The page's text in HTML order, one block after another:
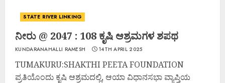
STATE RIVER LINKING
ನೀರು @ 2047 : 108 ಕೃಷಿ ಆಶ್ರಮಗಳ ಶಪಥ
KUNDARANAHALLI RAMESH 14TH APRIL 2025
TUMAKURU:SHAKTHI PEETA FOUNDATION
ಪ್ರತಿಯೊಂದು ಕೃಷಿ ಆಶ್ರಮದಲ್ಲಿ, ಆಯಾ ವಿಧಾನಸಭಾ ವ್ಯಾಪ್ತಿಯ